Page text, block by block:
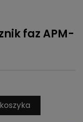
faz APM-